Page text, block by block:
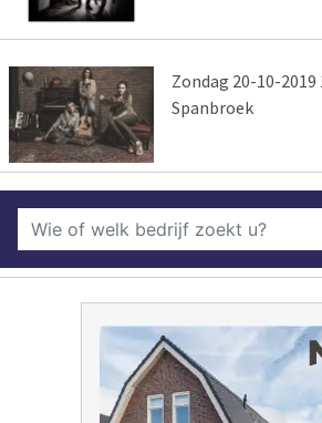
Zondag 20-10-2019
Spanbroek